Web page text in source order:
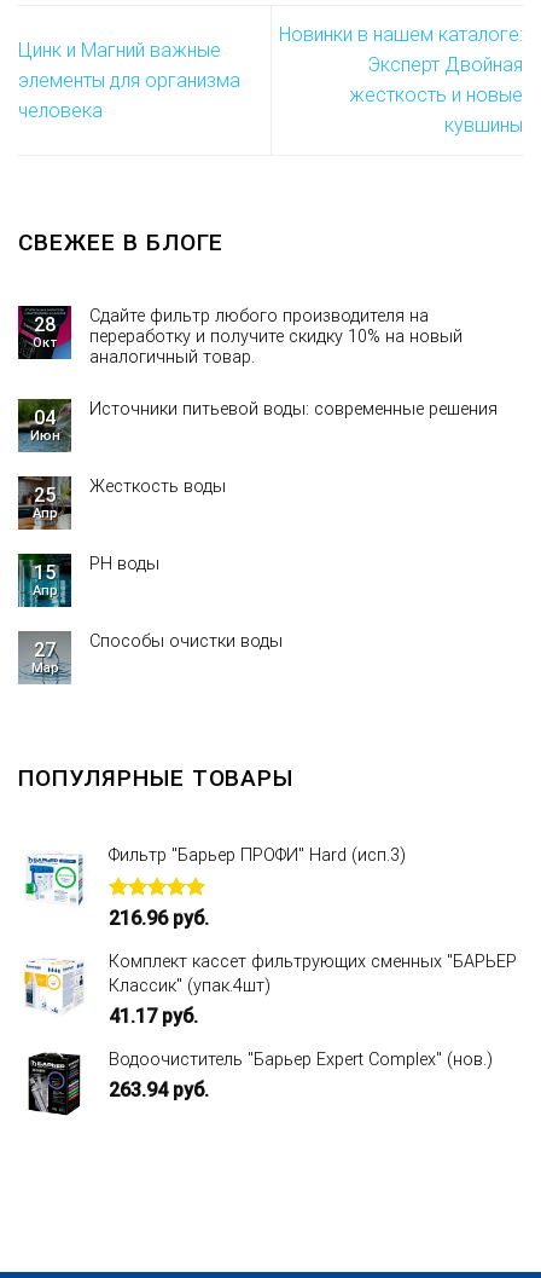
Цинк и Магний важные
элементы для организма
человека
Новинки в нашем каталоге:
Эксперт Двойная
жесткость и новые
кувшины
СВЕЖЕЕ В БЛОГЕ
28
Окт
Сдайте фильтр любого производителя на
переработку и получите скидку 10% на новый
аналогичный товар.
04
Июн
Источники питьевой воды: современные решения
25
Апр
Жесткость воды
15
Апр
PH воды
27
Мар
Способы очистки воды
ПОПУЛЯРНЫЕ ТОВАРЫ
Фильтр "Барьер ПРОФИ" Hard (исп.3)
Оценка
из 5
216.96руб.
Комплект кассет фильтрующих сменных "БАРЬЕР
Классик" (упак.4шт)
41.17руб.
Водоочиститель "Барьер Expert Complex" (нов.)
263.94руб.